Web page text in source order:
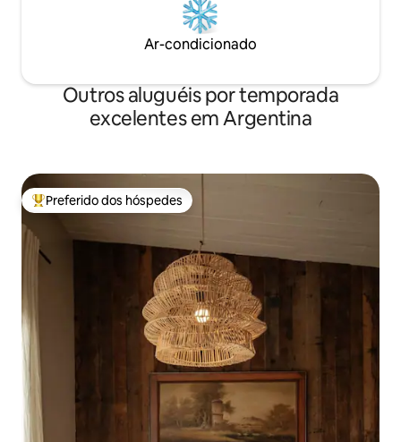
Ar-condicionado
Outros aluguéis por temporada
excelentes em Argentina
Entre os melhores preferidos dos hóspedes
Preferido dos hóspedes